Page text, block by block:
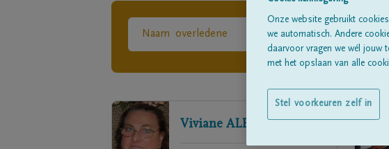
Viviane ALEXANDRE
Onze website gebruikt
we automatisch. Andere
daarvoor vragen we wél jouw
met het opslaan van alle
Stel voorkeuren zelf in